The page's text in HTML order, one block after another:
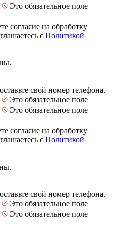
Это обязательное поле
согласие на обработку
с Политикой
свой номер телефона.
Это обязательное поле
Это обязательное поле
согласие на обработку
с Политикой
свой номер телефона.
Это обязательное поле
Это обязательное поле